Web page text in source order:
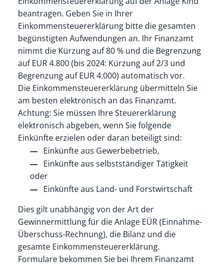
beantragen. Geben Sie in Ihrer
Einkommensteuererklärung bitte die gesamten
begünstigten Aufwendungen an. Ihr Finanzamt
nimmt die Kürzung auf 80 % und die Begrenzung
auf EUR 4.800 (bis 2024: Kürzung auf 2/3 und
Begrenzung auf EUR 4.000) automatisch vor.
Die Einkommensteuererklärung übermitteln Sie
am besten elektronisch an das Finanzamt.
Achtung: Sie müssen Ihre Steuererklärung
elektronisch abgeben, wenn Sie folgende
Einkünfte erzielen oder daran beteiligt sind:
Einkünfte aus Gewerbebetrieb,
Einkünfte aus selbstständiger Tätigkeit
oder
Einkünfte aus Land- und Forstwirtschaft
Dies gilt unabhängig von der Art der
Gewinnermittlung für die Anlage EÜR (Einnahme-
Überschuss-Rechnung), die Bilanz und die
gesamte Einkommensteuererklärung.
Formulare bekommen Sie bei Ihrem Finanzamt